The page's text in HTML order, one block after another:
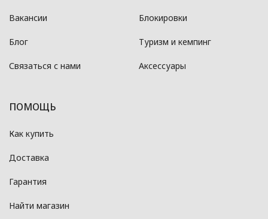
Вакансии
Блог
Связаться с нами
Блокировки
Туризм и кемпинг
Аксессуары
ПОМОЩЬ
Как купить
Доставка
Гарантия
Найти магазин